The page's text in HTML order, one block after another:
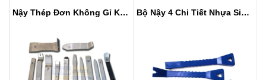
Nậy Thép Đơn Không Gỉ KTM Các Loại Bộ Nậy 4 Chi Tiết Nhựa Siêu Cứng...